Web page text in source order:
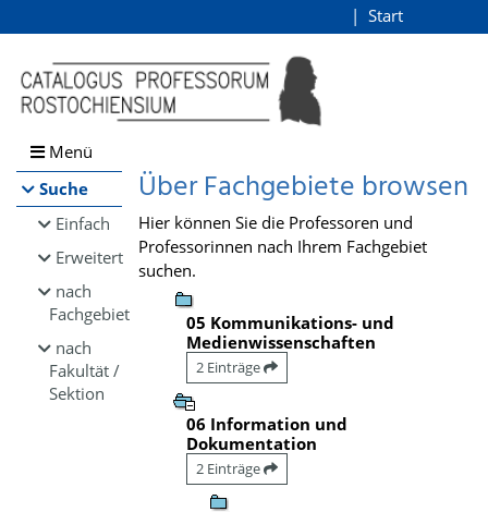
Browsen
direkt zum Inhalt
Start
Menü
Suche
Einfach
Erweitert
nach
Fachgebiet
nach
Fakultät /
Sektion
Über Fachgebiete browsen
Hier können Sie die Professoren und
Professorinnen nach Ihrem Fachgebiet
suchen.
05 Kommunikations- und
Medienwissenschaften
2 Einträge
06 Information und
Dokumentation
2 Einträge